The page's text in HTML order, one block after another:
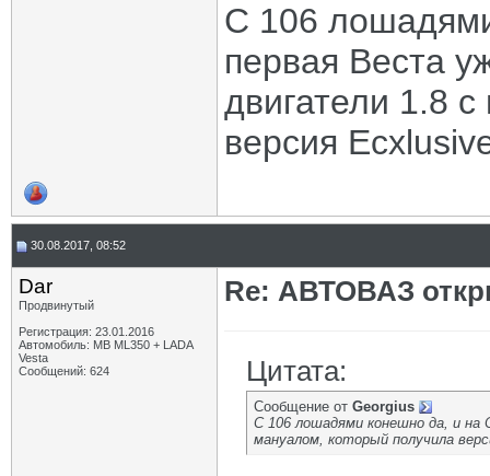
С 106
первая Веста
двигатели 1.8
версия
30.08.2017, 08:52
Dar
Продвинутый
Регистрация: 23.01.2016
Автомобиль: MB ML350 + LADA
Vesta
Сообщений: 624
Re: АВТОВАЗ
Цитата:
Сообщение от Georgius
С 106 лошадями конешно да, и на
мануалом, который получила